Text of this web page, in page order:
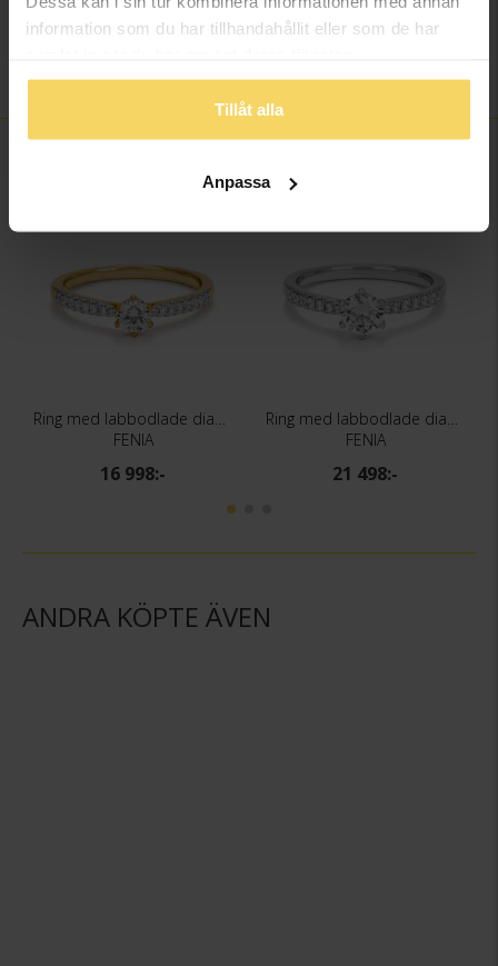
information som du har tillhandahållit eller som de har
Tillåt alla
Anpassa
Vikt ca (gram)
2,68
Total carat
0,41
Ring med labbodlade diamanter Vega
FENIA
16 998:-
Ring med labbodlade diamanter Vega
FENIA
21 498:-
ANDRA KÖPTE ÄVEN